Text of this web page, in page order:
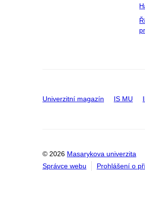
Univerzitní magazín IS MU
© 2026 Masarykova univerzita
Správce webu
Prohlášení o